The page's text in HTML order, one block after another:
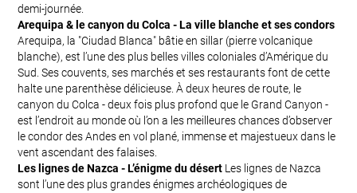
demi-journée.
Arequipa & le canyon du Colca - La ville blanche et ses condors
Arequipa, la "Ciudad Blanca" bâtie en sillar (pierre volcanique
blanche), est l’une des plus belles villes coloniales d’Amérique du
Sud. Ses couvents, ses marchés et ses restaurants font de cette
halte une parenthèse délicieuse. À deux heures de route, le
canyon du Colca - deux fois plus profond que le Grand Canyon -
est l’endroit au monde où l’on a les meilleures chances d’observer
le condor des Andes en vol plané, immense et majestueux dans le
vent ascendant des falaises.
Les lignes de Nazca - L’énigme du désert Les lignes de Nazca
sont l’une des plus grandes énigmes archéologiques de